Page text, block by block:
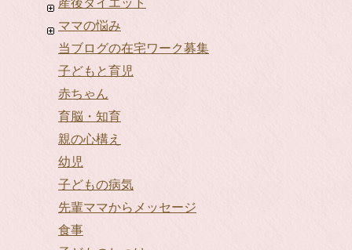
産後ダイエット
ママの悩み
当ブログの在宅ワーク募集
子どもと育児
赤ちゃん
育脳・知育
親の心構え
幼児
子どもの病気
先輩ママからメッセージ
食事